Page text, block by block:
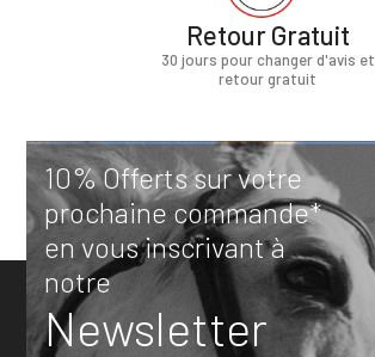
Retour Gratuit
30 jours pour changer d'avis et
retour gratuit
10% Offerts sur votre
prochaine commande*
en vous inscrivant à
notre
Newsletter